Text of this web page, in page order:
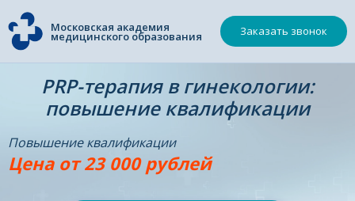
Московская академия
медицинского образования Заказать звонок
PRP-терапия в гинекологии:
повышение квалификации
Повышение квалификации
Цена от 23 000 рублей